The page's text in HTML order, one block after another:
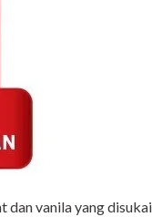
dan vanila yang disukai